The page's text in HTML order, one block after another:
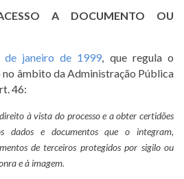
A DOCUMENTO OU
janeiro de 1999 , que regula o
âmbito da Administração Pública
46:
à vista do processo e a obter certidões
dados e documentos que o integram,
de terceiros protegidos por sigilo ou
e à imagem.